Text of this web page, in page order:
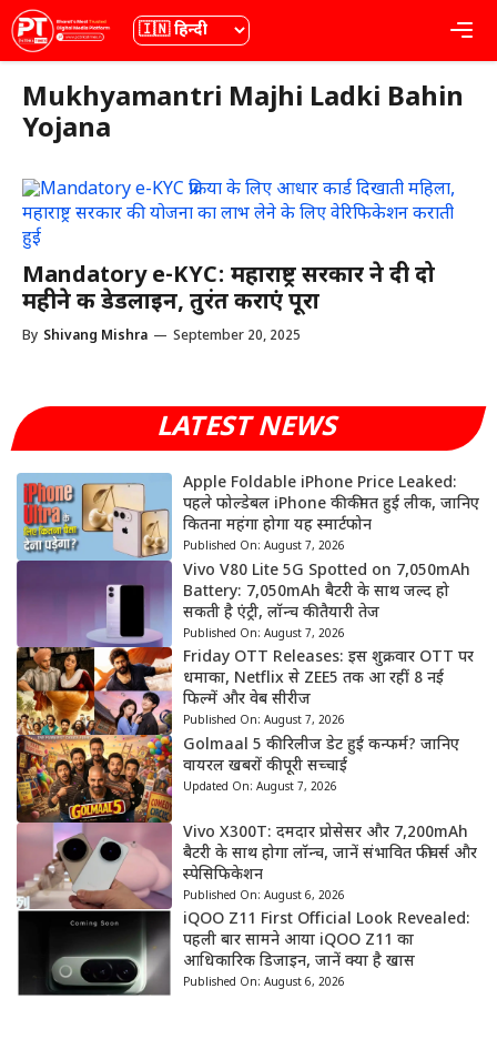
Skip
to
content
भाषा
Mukhyamantri Majhi Ladki Bahin
Yojana
Mandatory e-KYC: महाराष्ट्र सरकार ने दी दो
महीने की डेडलाइन, तुरंत कराएं पूरा
By Shivang Mishra — September 20, 2025
LATEST NEWS
Apple Foldable iPhone Price Leaked:
पहले फोल्डेबल iPhone की कीमत हुई लीक, जानिए
कितना महंगा होगा यह स्मार्टफोन
Published On: August 7, 2026
Vivo V80 Lite 5G Spotted on 7,050mAh
Battery: 7,050mAh बैटरी के साथ जल्द हो
सकती है एंट्री, लॉन्च की तैयारी तेज
Published On: August 7, 2026
Friday OTT Releases: इस शुक्रवार OTT पर
धमाका, Netflix से ZEE5 तक आ रहीं 8 नई
फिल्में और वेब सीरीज
Published On: August 7, 2026
Golmaal 5 की रिलीज डेट हुई कन्फर्म? जानिए
वायरल खबरों की पूरी सच्चाई
Updated On: August 7, 2026
Vivo X300T: दमदार प्रोसेसर और 7,200mAh
बैटरी के साथ होगा लॉन्च, जानें संभावित फीचर्स और
स्पेसिफिकेशन
Published On: August 6, 2026
iQOO Z11 First Official Look Revealed:
पहली बार सामने आया iQOO Z11 का
आधिकारिक डिजाइन, जानें क्या है खास
Published On: August 6, 2026